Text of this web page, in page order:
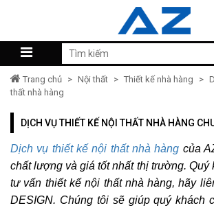
Trang chủ > Nội thất > Thiết kế nhà hàng >
thất nhà hàng
DỊCH VỤ THIẾT KẾ NỘI THẤT NHÀ HÀNG
Dịch vụ thiết kế nội thất nhà hàng của
chất lượng và giá tốt nhất thị trường. Quý
tư vấn thiết kế nội thất nhà hàng, hãy
DESIGN. Chúng tôi sẽ giúp quý khách